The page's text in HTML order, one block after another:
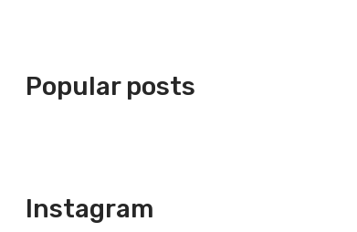
Popular posts
Instagram